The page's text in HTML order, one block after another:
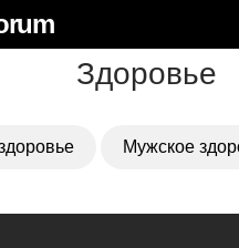
Здоровье
Мужское